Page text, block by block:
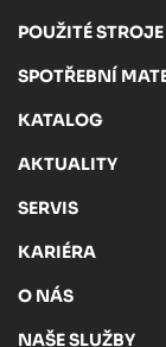
POUŽITÉ STROJE
SPOTŘEBNÍ
KATALOG
AKTUALITY
SERVIS
KARIÉRA
O NÁS
NAŠE SLUŽBY